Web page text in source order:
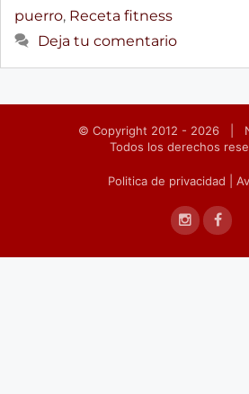
puerro, Receta fitness
Deja tu comentario
© Copyright 2012 - 2026 |
Todos los derechos
Politica de privacidad